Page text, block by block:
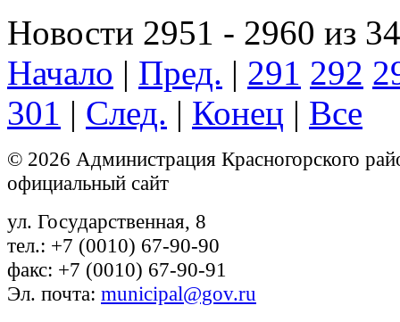
Новости 2951 - 2960 из
Начало | Пред. | 291 292
301 | След. | Конец | Все
© 2026 Администрация Красногорского
официальный сайт
ул. Государственная, 8
тел.: +7 (0010) 67-90-90
факс: +7 (0010) 67-90-91
Эл. почта: municipal@gov.ru